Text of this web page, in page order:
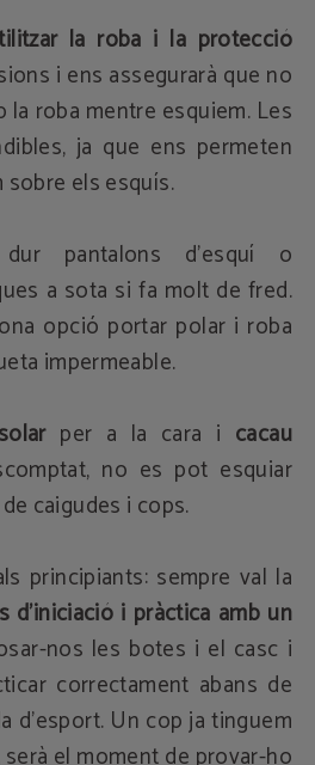
la roba i la protecció
i ens assegurarà que no
la roba mentre esquiem. Les
ja que ens permeten
els esquís.
pantalons d’esquí o
a sota si fa molt de fred.
opció portar polar i roba
impermeable.
per a la cara i cacau
no es pot esquiar
caigudes i cops.
principiants: sempre val la
i pràctica amb un
nos les botes i el casc i
correctament abans de
d’esport. Un cop ja tinguem
el moment de provar-ho